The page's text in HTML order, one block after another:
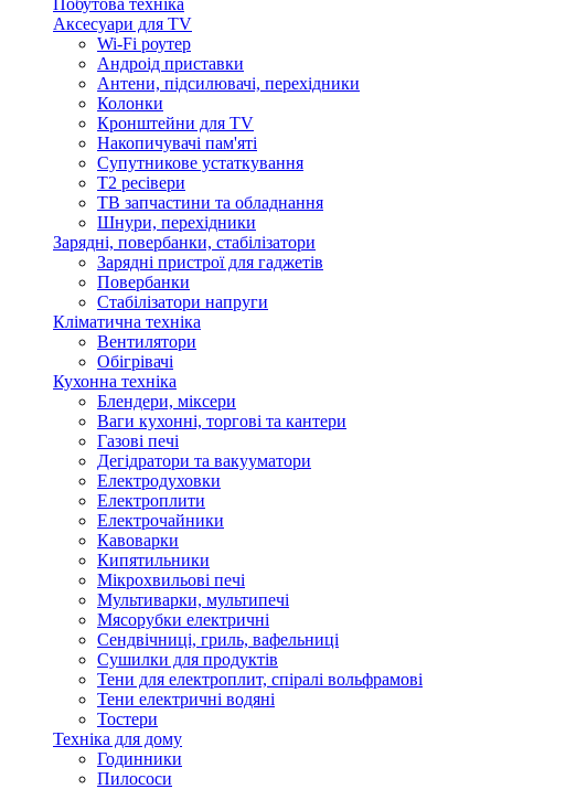
Побутова техніка
Аксесуари для TV
Wi-Fi роутер
Андроід приставки
Антени, підсилювачі, перехідники
Колонки
Кронштейни для TV
Накопичувачі пам'яті
Супутникове устаткування
Т2 ресівери
ТВ запчастини та обладнання
Шнури, перехідники
Зарядні, повербанки, стабілізатори
Зарядні пристрої для гаджетів
Повербанки
Стабілізатори напруги
Кліматична техніка
Вентилятори
Обігрівачі
Кухонна техніка
Блендери, міксери
Ваги кухонні, торгові та кантери
Газові печі
Дегідратори та вакууматори
Електродуховки
Електроплити
Електрочайники
Кавоварки
Кипятильники
Мікрохвильові печі
Мультиварки, мультипечі
Мясорубки електричні
Сендвічниці, гриль, вафельниці
Сушилки для продуктів
Тени для електроплит, спіралі вольфрамові
Тени електричні водяні
Тостери
Техніка для дому
Годинники
Пилососи